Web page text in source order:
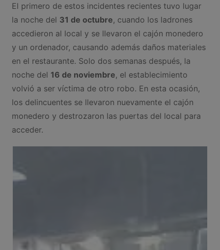
El primero de estos incidentes recientes tuvo lugar
la noche del 31 de octubre, cuando los ladrones
accedieron al local y se llevaron el cajón monedero
y un ordenador, causando además daños materiales
en el restaurante. Solo dos semanas después, la
noche del 16 de noviembre, el establecimiento
volvió a ser víctima de otro robo. En esta ocasión,
los delincuentes se llevaron nuevamente el cajón
monedero y destrozaron las puertas del local para
acceder.